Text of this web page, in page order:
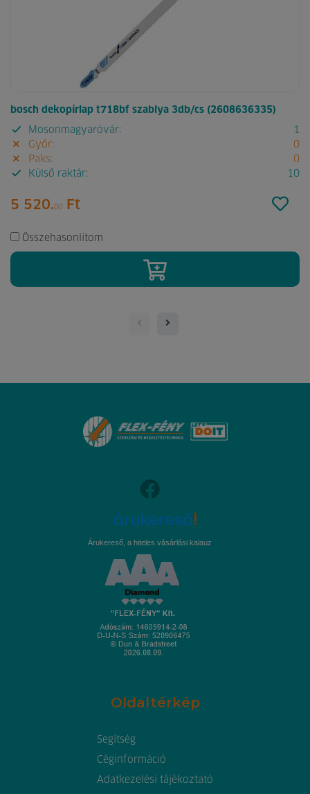
bosch dekopírlap t718bf szablya 3db/cs (2608636335)
Mosonmagyaróvár:
1
Győr:
0
Paks:
0
Külső raktár:
10
5 520.00 Ft
Összehasonlítom
Árukereső, a hiteles vásárlási kalauz
Oldaltérkép
Segítség
Céginformáció
Adatkezelési tájékoztató